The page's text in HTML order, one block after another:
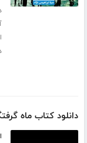
دانلود کتاب ماه